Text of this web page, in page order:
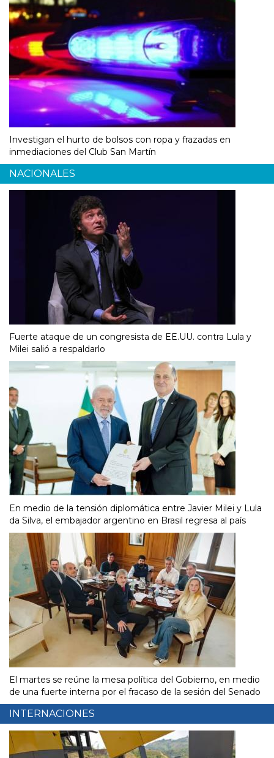
Investigan el hurto de bolsos con ropa y frazadas en
inmediaciones del Club San Martín
NACIONALES
Fuerte ataque de un congresista de EE.UU. contra Lula y
Milei salió a respaldarlo
En medio de la tensión diplomática entre Javier Milei y Lula
da Silva, el embajador argentino en Brasil regresa al país
El martes se reúne la mesa política del Gobierno, en medio
de una fuerte interna por el fracaso de la sesión del Senado
INTERNACIONES